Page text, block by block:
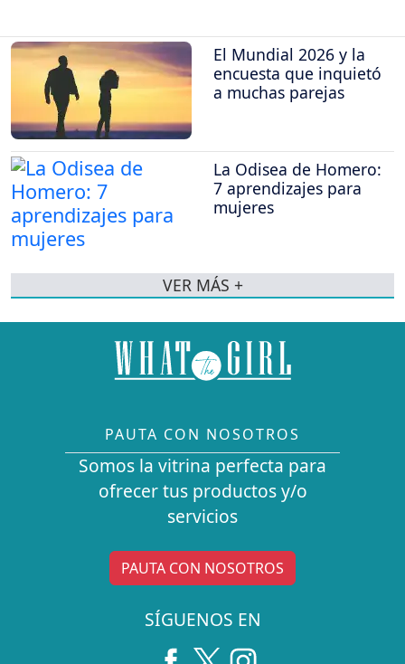
El Mundial 2026 y la
encuesta que inquietó
a muchas parejas
La Odisea de Homero:
7 aprendizajes para
mujeres
VER MÁS +
PAUTA CON NOSOTROS
Somos la vitrina perfecta para
ofrecer tus productos y/o
servicios
PAUTA CON NOSOTROS
SÍGUENOS EN